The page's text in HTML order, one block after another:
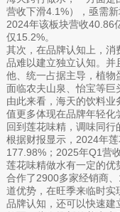
营收下滑4.1%），亟需新
2024年该板块营收40.86
仅15.2%。
其次，在品牌认知上，
品难以建立独立认知。并
他、统一占据主导，植物
面临农夫山泉、怡宝等巨
由此来看，海天的饮料
值更多体现在品牌年轻化
回到莲花味精，调味同行
根据财报显示，2024年
177.98%；2025年Q1营
莲花味精做水有一定的优
合作了2900多家经销商
道优势，在旺季来临时实
品牌认知，还可以快速建